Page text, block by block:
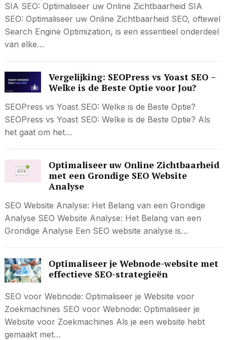
SIA SEO: Optimaliseer uw Online Zichtbaarheid SIA
SEO: Optimaliseer uw Online Zichtbaarheid SEO, oftewel
Search Engine Optimization, is een essentieel onderdeel
van elke…
Vergelijking: SEOPress vs Yoast SEO –
Welke is de Beste Optie voor Jou?
SEOPress vs Yoast SEO: Welke is de Beste Optie?
SEOPress vs Yoast SEO: Welke is de Beste Optie? Als
het gaat om het…
Optimaliseer uw Online Zichtbaarheid
met een Grondige SEO Website
Analyse
SEO Website Analyse: Het Belang van een Grondige
Analyse SEO Website Analyse: Het Belang van een
Grondige Analyse Een SEO website analyse is…
Optimaliseer je Webnode-website met
effectieve SEO-strategieën
SEO voor Webnode: Optimaliseer je Website voor
Zoekmachines SEO voor Webnode: Optimaliseer je
Website voor Zoekmachines Als je een website hebt
gemaakt met…